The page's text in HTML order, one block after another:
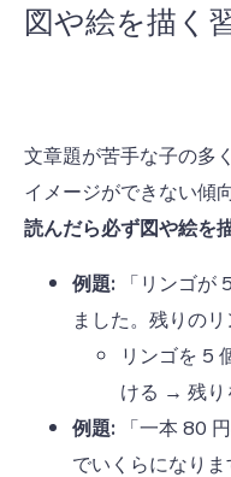
図や絵を描く
文章題が苦手な子の多
イメージができない傾
読んだら必ず図や絵を
例題: 「リンゴが 5
ました。残りのリ
リンゴを 5
ける → 残り
例題: 「一本 80
でいくらになりま